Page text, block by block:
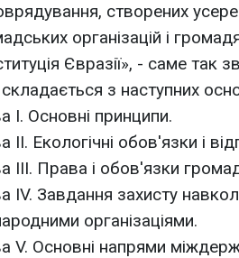
створених
організацій і
Євразії», - саме так
з наступних
I. Основні принципи.
II. Екологічні обов'язки і
IІІ. Права і обов'язки
IV. Завдання захисту
організаціями.
V. Основні напрями